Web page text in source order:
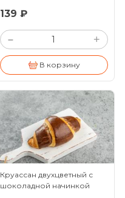
139 ₽
– +
В корзину
Круассан двухцветный с
шоколадной начинкой